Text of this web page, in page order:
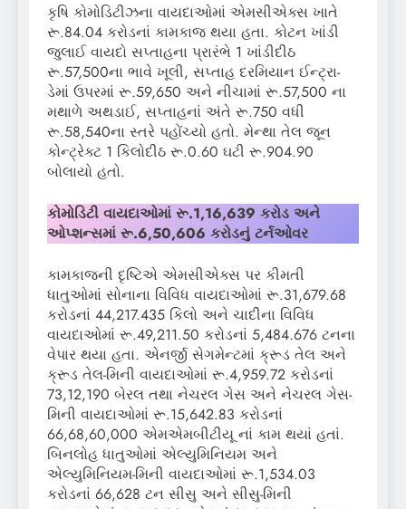
કૃષિ કોમોડિટીઝના વાયદાઓમાં એમસીએક્સ ખાતે
રૂ.84.04 કરોડનાં કામકાજ થયા હતા. કોટન ખાંડી
જુલાઈ વાયદો સપ્તાહના પ્રારંભે 1 ખાંડીદીઠ
રૂ.57,500ના ભાવે ખૂલી, સપ્તાહ દરમિયાન ઈન્ટ્રા-
ડેમાં ઉપરમાં રૂ.59,650 અને નીચામાં રૂ.57,500 ના
મથાળે અથડાઈ, સપ્તાહનાં અંતે રૂ.750 વધી
રૂ.58,540ના સ્તરે પહોંચ્યો હતો. મેન્થા તેલ જૂન
કોન્ટ્રેક્ટ 1 કિલોદીઠ રૂ.0.60 ઘટી રૂ.904.90
બોલાયો હતો.
કોમોડિટી વાયદાઓમાં રૂ.1,16,639 કરોડ અને
ઓપ્શન્સમાં રૂ.6,50,606 કરોડનું ટર્નઓવર
કામકાજની દૃષ્ટિએ એમસીએક્સ પર કીમતી
ધાતુઓમાં સોનાના વિવિધ વાયદાઓમાં રૂ.31,679.68
કરોડનાં 44,217.435 કિલો અને ચાદીના વિવિધ
વાયદાઓમાં રૂ.49,211.50 કરોડનાં 5,484.676 ટનના
વેપાર થયા હતા. એનર્જી સેગમેન્ટમાં ક્રૂડ તેલ અને
ક્રૂડ તેલ-મિની વાયદાઓમાં રૂ.4,959.72 કરોડનાં
73,12,190 બેરલ તથા નેચરલ ગેસ અને નેચરલ ગેસ-
મિની વાયદાઓમાં રૂ.15,642.83 કરોડનાં
66,68,60,000 એમએમબીટીયૂ નાં કામ થયાં હતાં.
બિનલોહ ધાતુઓમાં એલ્યુમિનિયમ અને
એલ્યુમિનિયમ-મિની વાયદાઓમાં રૂ.1,534.03
કરોડનાં 66,628 ટન સીસુ અને સીસુ-મિની